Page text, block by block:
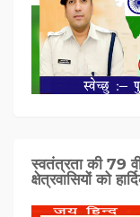
स्वतंत्रता की 79
क्षेत्रवासियों को